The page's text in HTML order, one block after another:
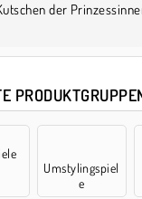
der
Umstylingspiel
e